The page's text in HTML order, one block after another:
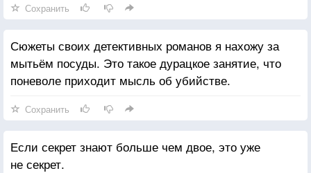
Сохранить
Сюжеты своих детективных романов я нахожу за
мытьём посуды. Это такое дурацкое занятие, что
поневоле приходит мысль об убийстве.
Сохранить
Если секрет знают больше чем двое, это уже
не секрет.